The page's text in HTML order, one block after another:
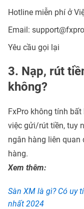
Hotline miễn phí ở
Email:
Yêu cầu gọi lại
3. Nạp, rút
không?
FxPro không tính
việc gửi/rút tiền, tuy
ngân hàng liên quan
hàng.
Xem thêm:
Sàn XM là gì? Có uy
nhất 2024